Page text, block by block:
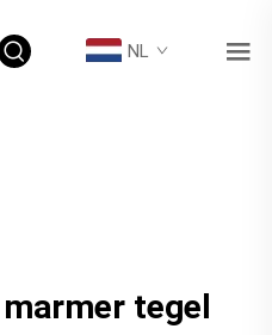
NL
tegel